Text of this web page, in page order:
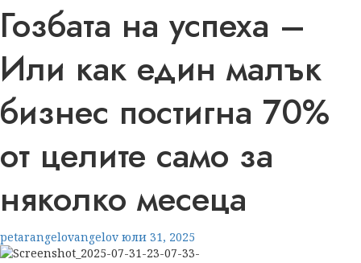
Гозбата на успеха –
Или как един малък
бизнес постигна 70%
от целите само за
няколко месеца
petarangelovangelov юли 31, 2025